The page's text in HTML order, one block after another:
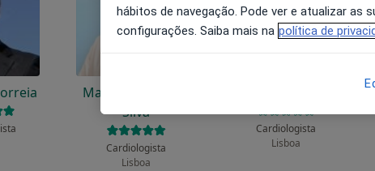
Manuel Nogueira
Silva
Cardiologista
Lisboa
Cardiologista
Lisboa
hábitos de navegação. Pode ver e atualizar as
configurações. Saiba mais na política de